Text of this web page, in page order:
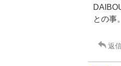
との事。
返